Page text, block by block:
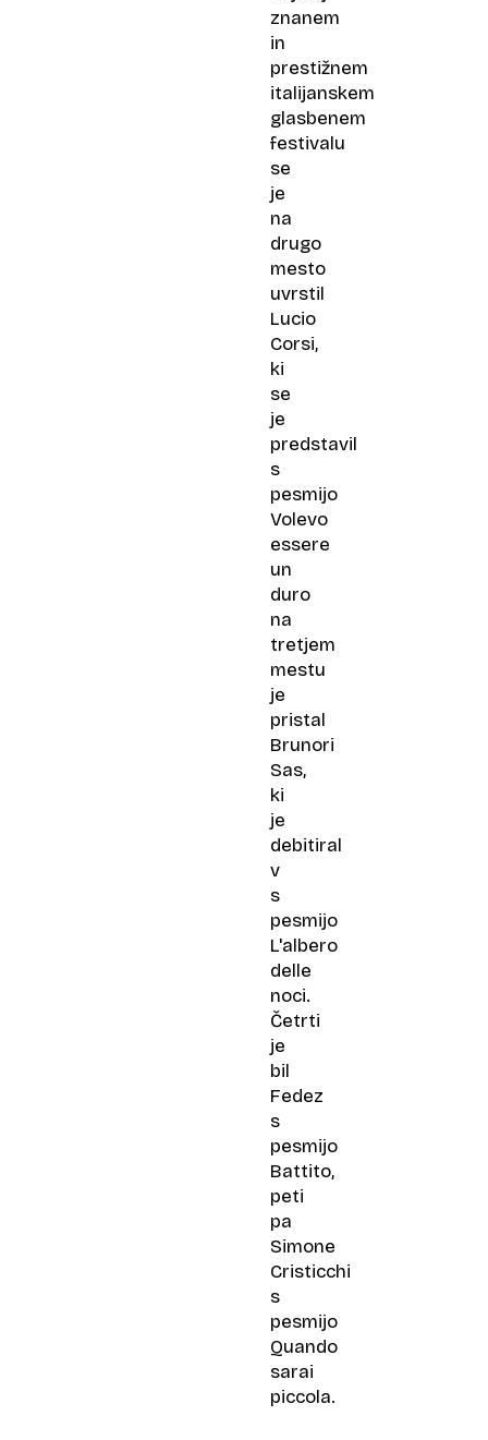
znanem
in
prestižnem
italijanskem
glasbenem
festivalu
se
je
na
drugo
mesto
uvrstil
Lucio
Corsi,
ki
se
je
predstavil
s
pesmijo
Volevo
essere
un
duro
na
tretjem
mestu
je
pristal
Brunori
Sas,
ki
je
debitiral
v
s
pesmijo
L'albero
delle
noci.
Četrti
je
bil
Fedez
s
pesmijo
Battito,
peti
pa
Simone
Cristicchi
s
pesmijo
Quando
sarai
piccola.